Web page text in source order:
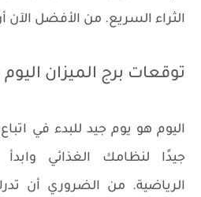
الثراء السريع. من الأفضل الآن
توقعات برج الميزان
اليوم هو يوم جيد للبدء في
جيدًا لنظامك الغذائي وابدأ
الرياضية. من الضروري أن